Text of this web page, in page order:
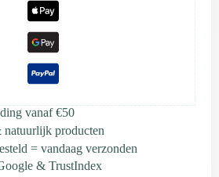
vanaf €50
natuurlijk producten
= vandaag verzonden
& TrustIndex